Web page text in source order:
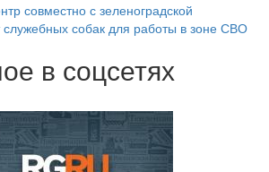
совместно с зеленоградской
служебных собак для работы в зоне СВО
в соцсетях